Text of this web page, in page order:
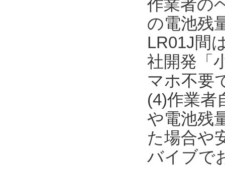
作業者の
の電池残
LR01J間
社開発「
マホ不要
(4)作業者
や電池残
た場合や
バイブで